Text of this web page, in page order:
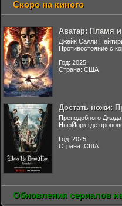
Скоро на киного
Аватар: Пламя
Джейк Салли
Противостояние с
Год: 2025
Страна: США
Достать ножи:
Преподобного
НьюЙорк где
Год: 2025
Страна: США
Обновления сериалов